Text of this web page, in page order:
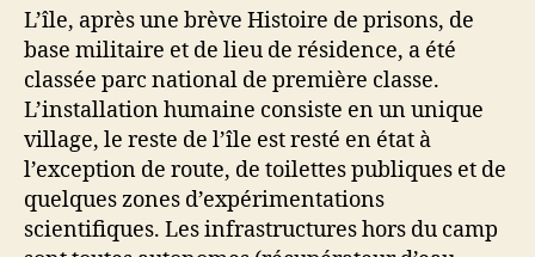
L’île, après une brève Histoire de prisons, de
base militaire et de lieu de résidence, a été
classée parc national de première classe.
L’installation humaine consiste en un unique
village, le reste de l’île est resté en état à
l’exception de route, de toilettes publiques et de
quelques zones d’expérimentations
scientifiques. Les infrastructures hors du camp